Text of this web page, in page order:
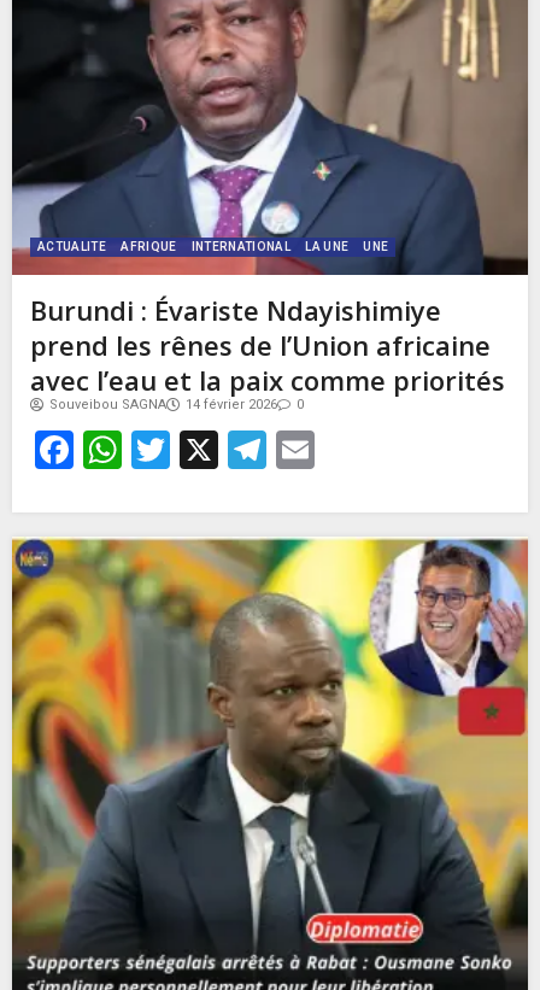
ACTUALITE AFRIQUE INTERNATIONAL LA UNE UNE
Burundi : Évariste Ndayishimiye
prend les rênes de l’Union africaine
avec l’eau et la paix comme priorités
Souveibou SAGNA 14 février 2026 0
Facebook
WhatsApp
Twitter
X Telegram